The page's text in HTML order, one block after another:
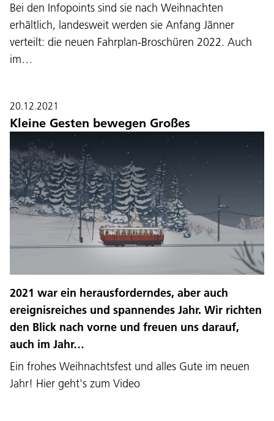
Service Desk:
+39 0471 220880
Impressum Privacy e Cookie Policy
Cundizions de nuzeda
Jobs
Bei den Infopoints sind sie nach Weihnachten
erhältlich, landesweit werden sie Anfang Jänner
verteilt: die neuen Fahrplan-Broschüren 2022. Auch
im…
20.12.2021
Kleine Gesten bewegen Großes
2021 war ein herausforderndes, aber auch
ereignisreiches und spannendes Jahr. Wir richten
den Blick nach vorne und freuen uns darauf,
auch im Jahr…
Ein frohes Weihnachtsfest und alles Gute im neuen
Jahr! Hier geht's zum Video